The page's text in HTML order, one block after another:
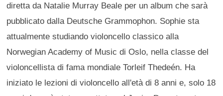
diretta da Natalie Murray Beale per un album che sarà
pubblicato dalla Deutsche Grammophon. Sophie sta
attualmente studiando violoncello classico alla
Norwegian Academy of Music di Oslo, nella classe del
violoncellista di fama mondiale Torleif Thedeén. Ha
iniziato le lezioni di violoncello all'età di 8 anni e, solo 18